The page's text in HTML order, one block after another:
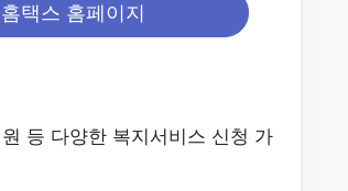
택스 홈페이지
등 다양한 복지서비스 신청 가